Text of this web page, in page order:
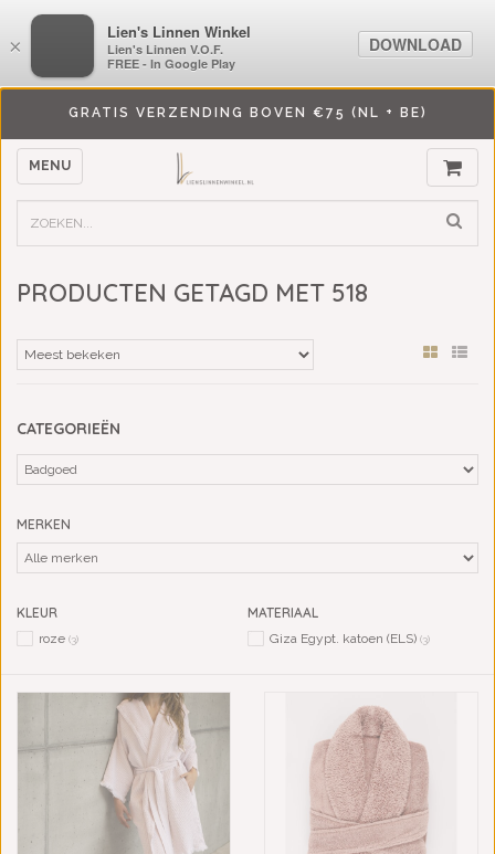
GRATIS VERZENDING BOVEN €75 (NL + BE)
MENU
PRODUCTEN GETAGD MET 518
CATEGORIEËN
MERKEN
KLEUR
roze (3)
MATERIAAL
Giza Egypt. katoen (ELS) (3)
×
LiensLinnenwinkel.nl
Lien's Linnen V.O.F.
FREE - In Google Play
DOWNLOAD
×
Lien's Linnen Winkel
Lien's Linnen V.O.F.
FREE - In Google Play
DOWNLOAD